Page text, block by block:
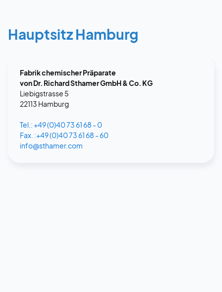
Hauptsitz Hamburg
Fabrik chemischer Präparate
von Dr. Richard Sthamer GmbH & Co. KG
Liebigstrasse 5
22113 Hamburg
Tel.: +49 (0)40 73 61 68 - 0
Fax. :+49 (0)40 73 61 68 - 60
info@sthamer.com